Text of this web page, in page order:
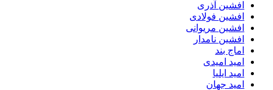
افشین آذری
افشین فولادی
افشین مریوانی
افشین نامدار
اماج بند
امید امیدی
امید ایلیا
امید جهان